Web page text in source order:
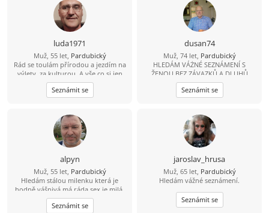
luda1971
Muž, 55 let, Pardubický
Rád se toulám přírodou a jezdím na
výlety, za kulturou. A vše co si jen
budeme přát. Hledám upřímnou a
pohodovou ženu. Štíhlejší postavy.
Pardubicko. Najdu zde novou lásku
Seznámit se
dusan74
Muž, 74 let, Pardubický
HLEDÁM VÁŻNÉ SEZNÁMENÍ S
ŽENOU BEZ ZÁVAZKŮ A DLUHŮ
OKOLI MORAVSKÉ TŘEBOVÉ DO
50KM VE VĚKU 68-74LET.
Seznámit se
alpyn
Muž, 55 let, Pardubický
Hledám stálou milenku která je
hodně vášnivá,má ráda sex,je milá,
bezprostřední a na nic si nehraje
stejně jako já.
Seznámit se
jaroslav_hrusa
Muž, 65 let, Pardubický
Hledám vážné seznámení.
Seznámit se